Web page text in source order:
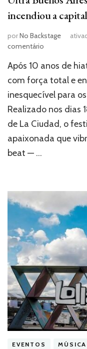
incendiou a
porNo Backstage
comentário
Buenos
Aires:
retorno
épico
que
incendiou
a
Após 10 anos de
com força total e
inesquecível para
Realizado nos dias
de La Ciudad, o
apaixonada que
beat — …
EVENTOS MÚSICA